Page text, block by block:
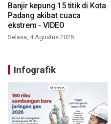
Banjir kepung 15 titik di Kota
Padang akibat cuaca
ekstrem - VIDEO
Selasa, 4 Agustus 2026
Infografik